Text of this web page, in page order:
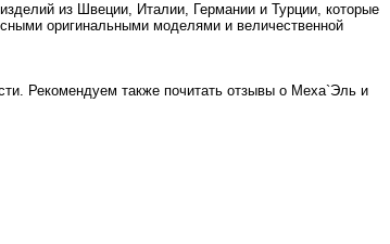
из Швеции, Италии, Германии и Турции, которые
оригинальными моделями и величественной
Рекомендуем также почитать отзывы о Меха`Эль и